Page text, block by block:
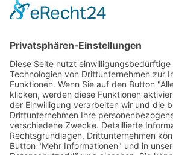
Klettern im Gesäuse mit
9. August 2026 to 27. Oktober